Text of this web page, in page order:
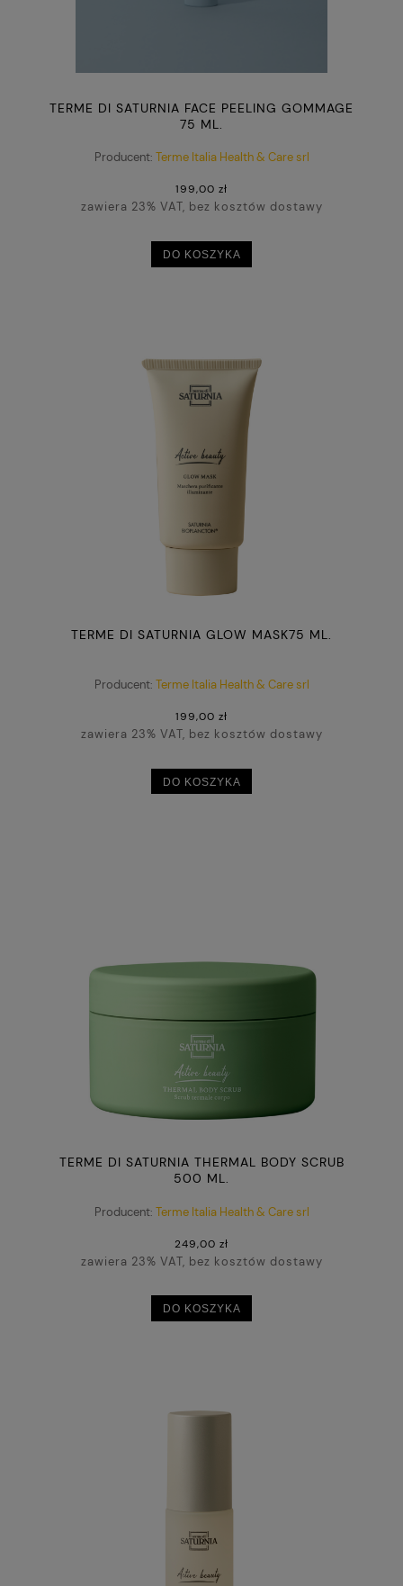
TERME DI SATURNIA FACE PEELING GOMMAGE
75 ML.
Producent: Terme Italia Health & Care srl
199,00 zł
zawiera 23% VAT, bez kosztów dostawy
DO KOSZYKA
TERME DI SATURNIA GLOW MASK75 ML.
Producent: Terme Italia Health & Care srl
199,00 zł
zawiera 23% VAT, bez kosztów dostawy
DO KOSZYKA
TERME DI SATURNIA THERMAL BODY SCRUB
500 ML.
Producent: Terme Italia Health & Care srl
249,00 zł
zawiera 23% VAT, bez kosztów dostawy
DO KOSZYKA